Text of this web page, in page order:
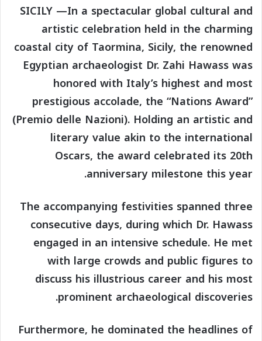
SICILY —In a spectacular global cultural and
artistic celebration held in the charming
coastal city of Taormina, Sicily, the renowned
Egyptian archaeologist Dr. Zahi Hawass was
honored with Italy’s highest and most
prestigious accolade, the “Nations Award”
(Premio delle Nazioni). Holding an artistic and
literary value akin to the international
Oscars, the award celebrated its 20th
anniversary milestone this year.
The accompanying festivities spanned three
consecutive days, during which Dr. Hawass
engaged in an intensive schedule. He met
with large crowds and public figures to
discuss his illustrious career and his most
prominent archaeological discoveries.
Furthermore, he dominated the headlines of